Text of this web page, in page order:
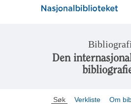
Bibliografi
Den
Søk Verkliste Om